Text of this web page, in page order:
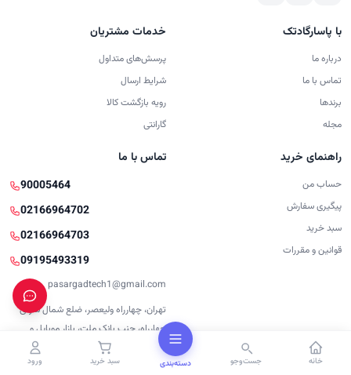
با پاسارگادتک
درباره ما
تماس با ما
برندها
مجله
خدمات مشتریان
پرسش‌های متداول
شرایط ارسال
رویه بازگشت کالا
گارانتی
راهنمای خرید
حساب من
پیگیری سفارش
سبد خرید
قوانین و مقررات
تماس با ما
90005464
02166964702
02166964703
09195493319
pasargadtech1@gmail.com
تهران، چهارراه ولیعصر، ضلع شمال شرقی
چهارراه، جنب بانک ملت، بازار موبایل و
کامپیوتر ابریشم، طبقه4، واحد 402
خانه جست‌وجو دسته‌بندی سبد خرید ورود